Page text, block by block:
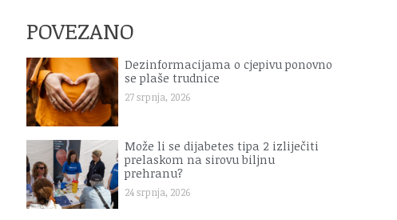
POVEZANO
Dezinformacijama o cjepivu ponovno
se plaše trudnice
27 srpnja, 2026
Može li se dijabetes tipa 2 izliječiti
prelaskom na sirovu biljnu
prehranu?
24 srpnja, 2026